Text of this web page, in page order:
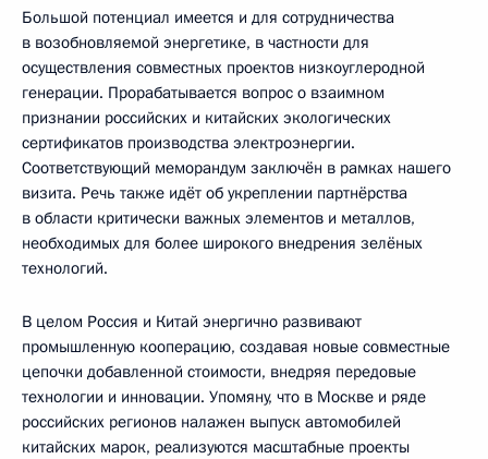
Большой потенциал имеется и для сотрудничества
в возобновляемой энергетике, в частности для
осуществления совместных проектов низкоуглеродной
генерации. Прорабатывается вопрос о взаимном
признании российских и китайских экологических
сертификатов производства электроэнергии.
Соответствующий меморандум заключён в рамках нашего
визита. Речь также идёт об укреплении партнёрства
в области критически важных элементов и металлов,
необходимых для более широкого внедрения зелёных
технологий.
В целом Россия и Китай энергично развивают
промышленную кооперацию, создавая новые совместные
цепочки добавленной стоимости, внедряя передовые
технологии и инновации. Упомяну, что в Москве и ряде
российских регионов налажен выпуск автомобилей
китайских марок, реализуются масштабные проекты